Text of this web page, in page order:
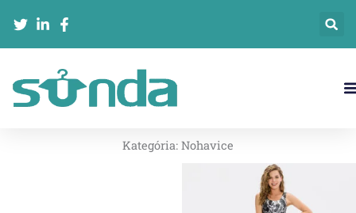
obsah
Kategória: Nohavice